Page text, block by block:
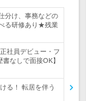
分け、事務などの
る研修あり★残業
社員デビュー・フ
なしで面接OK】
る！ 転居を伴う